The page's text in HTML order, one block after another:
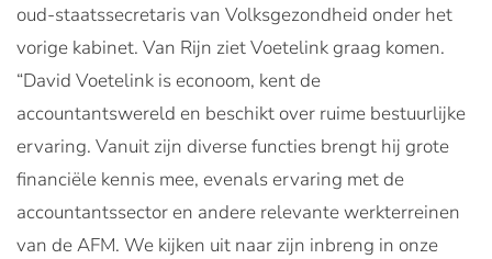
oud-staatssecretaris van Volksgezondheid onder het
vorige kabinet. Van Rijn ziet Voetelink graag komen.
“David Voetelink is econoom, kent de
accountantswereld en beschikt over ruime bestuurlijke
ervaring. Vanuit zijn diverse functies brengt hij grote
financiële kennis mee, evenals ervaring met de
accountantssector en andere relevante werkterreinen
van de AFM. We kijken uit naar zijn inbreng in onze